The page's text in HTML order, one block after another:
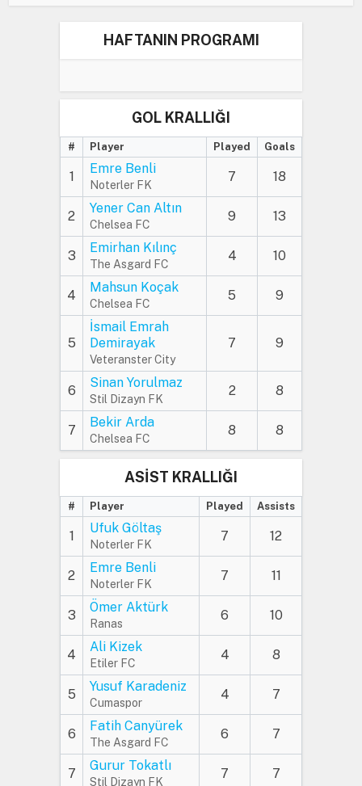
HAFTANIN PROGRAMI
GOL KRALLIĞI
# Player Played Goals
1
Emre Benli
Noterler FK
7 18
2
Yener Can Altın
Chelsea FC
9 13
3
Emirhan Kılınç
The Asgard FC
4 10
4
Mahsun Koçak
Chelsea FC
5 9
5
İsmail Emrah
Demirayak
Veteranster City
7 9
6
Sinan Yorulmaz
Stil Dizayn FK
2 8
7
Bekir Arda
Chelsea FC
8 8
ASİST KRALLIĞI
# Player Played Assists
1
Ufuk Göltaş
Noterler FK
7 12
2
Emre Benli
Noterler FK
7 11
3
Ömer Aktürk
Ranas
6 10
4
Ali Kizek
Etiler FC
4 8
5
Yusuf Karadeniz
Cumaspor
4 7
6
Fatih Canyürek
The Asgard FC
6 7
7
Gurur Tokatlı
Stil Dizayn FK
7 7